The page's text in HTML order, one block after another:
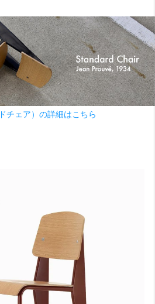
チェア）の詳細はこちら